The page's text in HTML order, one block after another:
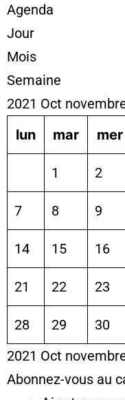
Agenda
Jour
Mois
Semaine
2021 Oct
lun
mar mer
1 2
7 8 9
14 15 16
21 22 23
28 29
30
2021 Oct
Abonnez-vous au